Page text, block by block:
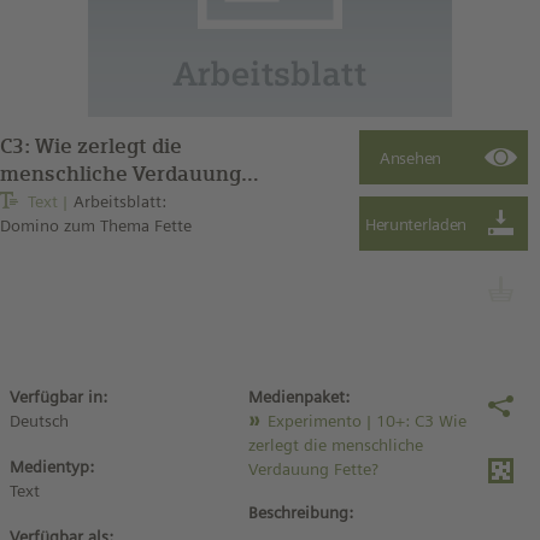
C3: Wie zerlegt die
menschliche Verdauung
Fette? – Verseifung von
Speiseöl
Text
Arbeitsblatt:
Domino zum Thema Fette
Verfügbar in:
Deutsch
Medientyp:
Text
Medienpaket:
Experimento | 10+: C3 Wie
zerlegt die menschliche
Verdauung Fette?
Beschreibung: